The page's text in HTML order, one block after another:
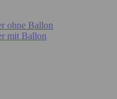
ohne Ballon
mit Ballon